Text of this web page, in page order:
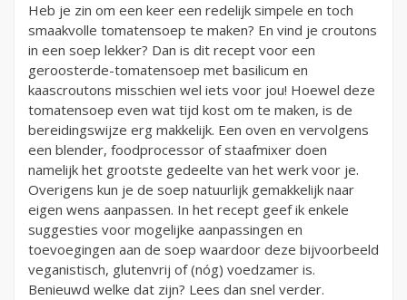
Heb je zin om een keer een redelijk simpele en toch
smaakvolle tomatensoep te maken? En vind je croutons
in een soep lekker? Dan is dit recept voor een
geroosterde-tomatensoep met basilicum en
kaascroutons misschien wel iets voor jou! Hoewel deze
tomatensoep even wat tijd kost om te maken, is de
bereidingswijze erg makkelijk. Een oven en vervolgens
een blender, foodprocessor of staafmixer doen
namelijk het grootste gedeelte van het werk voor je.
Overigens kun je de soep natuurlijk gemakkelijk naar
eigen wens aanpassen. In het recept geef ik enkele
suggesties voor mogelijke aanpassingen en
toevoegingen aan de soep waardoor deze bijvoorbeeld
veganistisch, glutenvrij of (nóg) voedzamer is.
Benieuwd welke dat zijn? Lees dan snel verder.